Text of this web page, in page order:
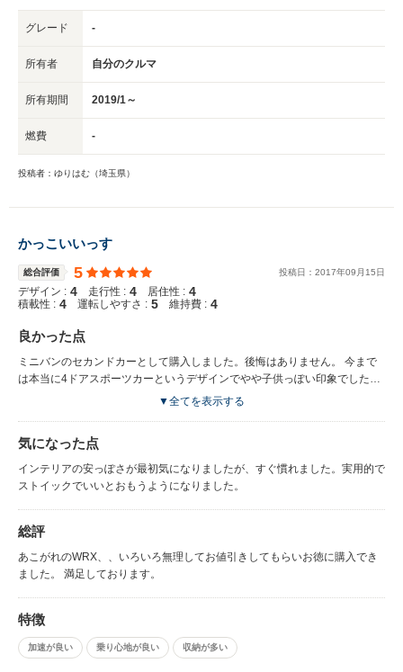
グレード -
所有者 自分のクルマ
所有期間 2019/1～
燃費 -
投稿者：ゆりはむ（埼玉県）
かっこいいっす
総合評価 5 投稿日： 2017年09 月 15日
デザイン : 4 走行性 : 4 居住性 : 4
積載性 : 4 運転しやすさ : 5 維持費 : 4
良かった点
ミニバンのセカンドカーとして購入しました。後悔はありません。 今まで
は本当に4ドアスポーツカーというデザインでやや子供っぽい印象でしたが
大人なスポーツセダンになりましたね。 ただ「速い」だけでなく、洗練さ
スプレイも見やすく使い易いレイアウト。 質感は歴代のWRXの中でも一番
いいと思います。 車両価格は上がっているのに、標準シートがレカロじゃ
なくなったのだけが悔やまれます。 シート素材は質感が良いが、耐久性に
ーが続くコーナーでスムーズに力を取り出そうとすると2５00rpm以上をキ
ープしながら走らなければならず、なんだか2サイクルのバイクのようだな
と思って乗っています。 速く走っていればパワーバンドを外すことは無い
と思いますが、ランエボと比べてしまうと少し癖があるなという印象。 と
にかく懐が深く、安定性が高い。 スポーツカーし過ぎていないので、路面
の状況や車体状況を必要最低限の情報が伝わり、把握しやすい。 速い車は
専ら、情報量が多すぎて疲れる傾向にありますが適度な情報量だと思いま
す。 もっと情報量を増やして、スポーツカーらしくしたいならTEINなどの
▼全てを表示する
気になった点
インテリアの安っぽさが最初気になりましたが、すぐ慣れました。実用的で
ストイックでいいとおもうようになりました。
総評
あこがれのWRX、、いろいろ無理してお値引きしてもらいお徳に購入でき
ました。 満足しております。
特徴
加速が良い 乗り心地が良い 収納が多い